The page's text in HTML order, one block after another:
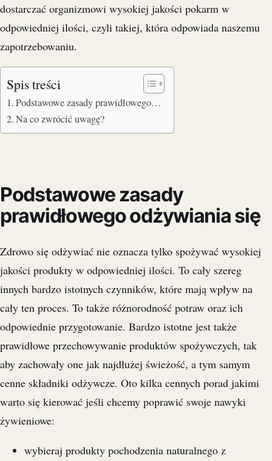
dostarczać organizmowi wysokiej jakości pokarm w
odpowiedniej ilości, czyli takiej, która odpowiada naszemu
zapotrzebowaniu.
Spis treści
Podstawowe zasady prawidłowego…
Na co zwrócić uwagę?
Podstawowe zasady
prawidłowego odżywiania się
Zdrowo się odżywiać nie oznacza tylko spożywać wysokiej
jakości produkty w odpowiedniej ilości. To cały szereg
innych bardzo istotnych czynników, które mają wpływ na
cały ten proces. To także różnorodność potraw oraz ich
odpowiednie przygotowanie. Bardzo istotne jest także
prawidłowe przechowywanie produktów spożywczych, tak
aby zachowały one jak najdłużej świeżość, a tym samym
cenne składniki odżywcze. Oto kilka cennych porad jakimi
warto się kierować jeśli chcemy poprawić swoje nawyki
żywieniowe:
wybieraj produkty pochodzenia naturalnego z